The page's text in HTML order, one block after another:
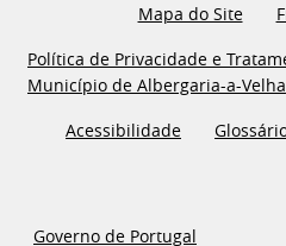
Mapa do Site
Política de Privacidade e
Município de Albergaria-a-Velha
Acessibilidade
Governo de Portugal